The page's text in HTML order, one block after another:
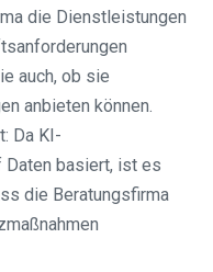
die Dienstleistungen
auch, ob sie
anbieten können.
Da KI-
Daten basiert, ist es
die Beratungsfirma